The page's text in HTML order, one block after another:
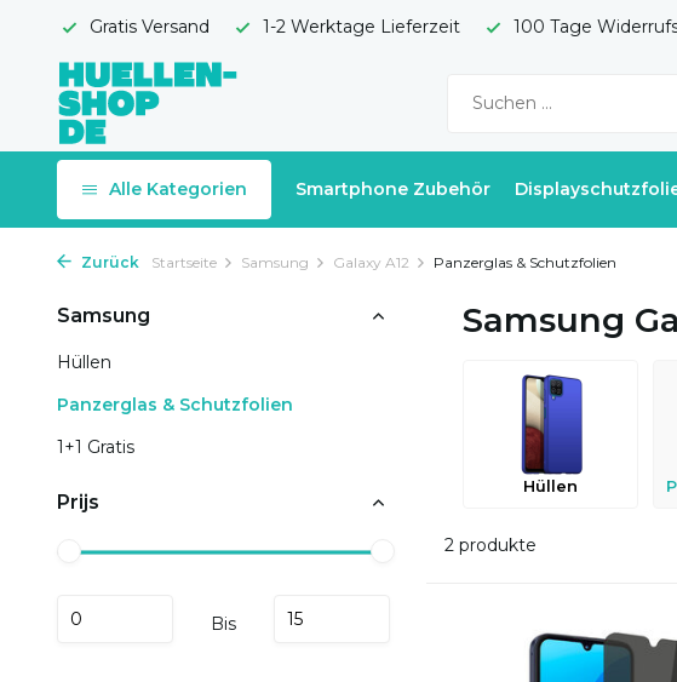
Gratis Versand 1-2 Werktage Lieferzeit 100 Tage
Alle Kategorien Smartphone Zubehör
Zurück Startseite Samsung Galaxy A12 Panzerglas & Schutzfolien
Samsung
Hüllen
Panzerglas & Schutzfolien
1+1 Gratis
Prijs
Bis
Samsung
Hüllen
2 produkte